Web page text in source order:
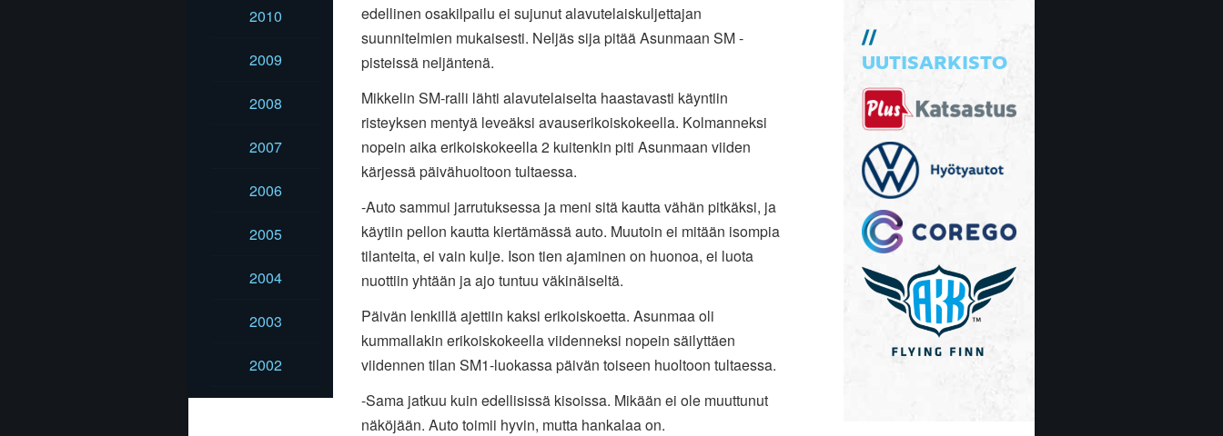
2010
2009
2008
2007
2006
2005
2004
2003
2002
edellinen osakilpailu ei sujunut alavutelaiskuljettajan
suunnitelmien mukaisesti. Neljäs sija pitää Asunmaan SM -
pisteissä neljäntenä.
Mikkelin SM-ralli lähti alavutelaiselta haastavasti käyntiin
risteyksen mentyä leveäksi avauserikoiskokeella. Kolmanneksi
nopein aika erikoiskokeella 2 kuitenkin piti Asunmaan viiden
kärjessä päivähuoltoon tultaessa.
-Auto sammui jarrutuksessa ja meni sitä kautta vähän pitkäksi, ja
käytiin pellon kautta kiertämässä auto. Muutoin ei mitään isompia
tilanteita, ei vain kulje. Ison tien ajaminen on huonoa, ei luota
nuottiin yhtään ja ajo tuntuu väkinäiseltä.
Päivän lenkillä ajettiin kaksi erikoiskoetta. Asunmaa oli
kummallakin erikoiskokeella viidenneksi nopein säilyttäen
viidennen tilan SM1-luokassa päivän toiseen huoltoon tultaessa.
-Sama jatkuu kuin edellisissä kisoissa. Mikään ei ole muuttunut
näköjään. Auto toimii hyvin, mutta hankalaa on.
UUTISARKISTO